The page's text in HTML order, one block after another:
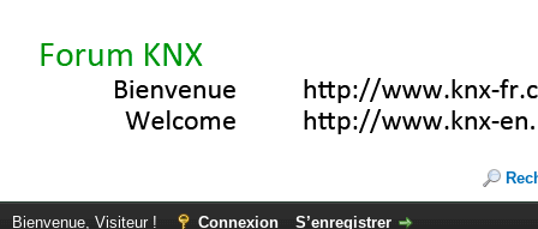
Bienvenue, Visiteur ! Connexion S’enregistrer